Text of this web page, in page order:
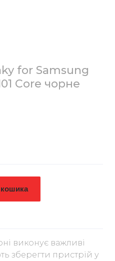
for Samsung
Core чорне
виконує важливі
зберегти пристрій у